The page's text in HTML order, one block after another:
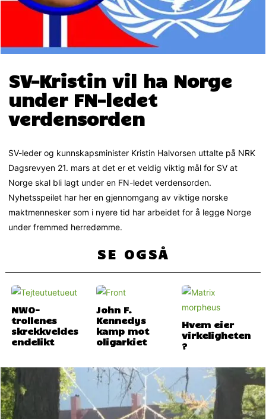
SV-Kristin vil ha Norge
under FN-ledet
verdensorden
SV-leder og kunnskapsminister Kristin Halvorsen uttalte på NRK
Dagsrevyen 21. mars at det er et veldig viktig mål for SV at
Norge skal bli lagt under en FN-ledet verdensorden.
Nyhetsspeilet har her en gjennomgang av viktige norske
maktmennesker som i nyere tid har arbeidet for å legge Norge
under fremmed herredømme.
SE OGSÅ
NWO-
trollenes
skrekkveldes
endelikt
John F.
Kennedys
kamp mot
oligarkiet
Hvem eier
virkeligheten
?